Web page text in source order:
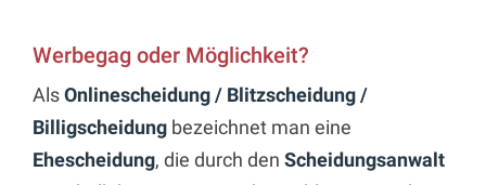
Werbegag oder Möglichkeit?
AlsOnlinescheidung / Blitzscheidung /
Billigscheidung bezeichnet man eine
Ehescheidung, die durch den Scheidungsanwalt